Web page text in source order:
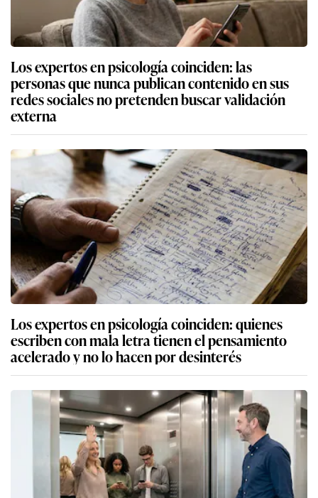
Los expertos en psicología coinciden: las
personas que nunca publican contenido en sus
redes sociales no pretenden buscar validación
externa
Los expertos en psicología coinciden: quienes
escriben con mala letra tienen el pensamiento
acelerado y no lo hacen por desinterés